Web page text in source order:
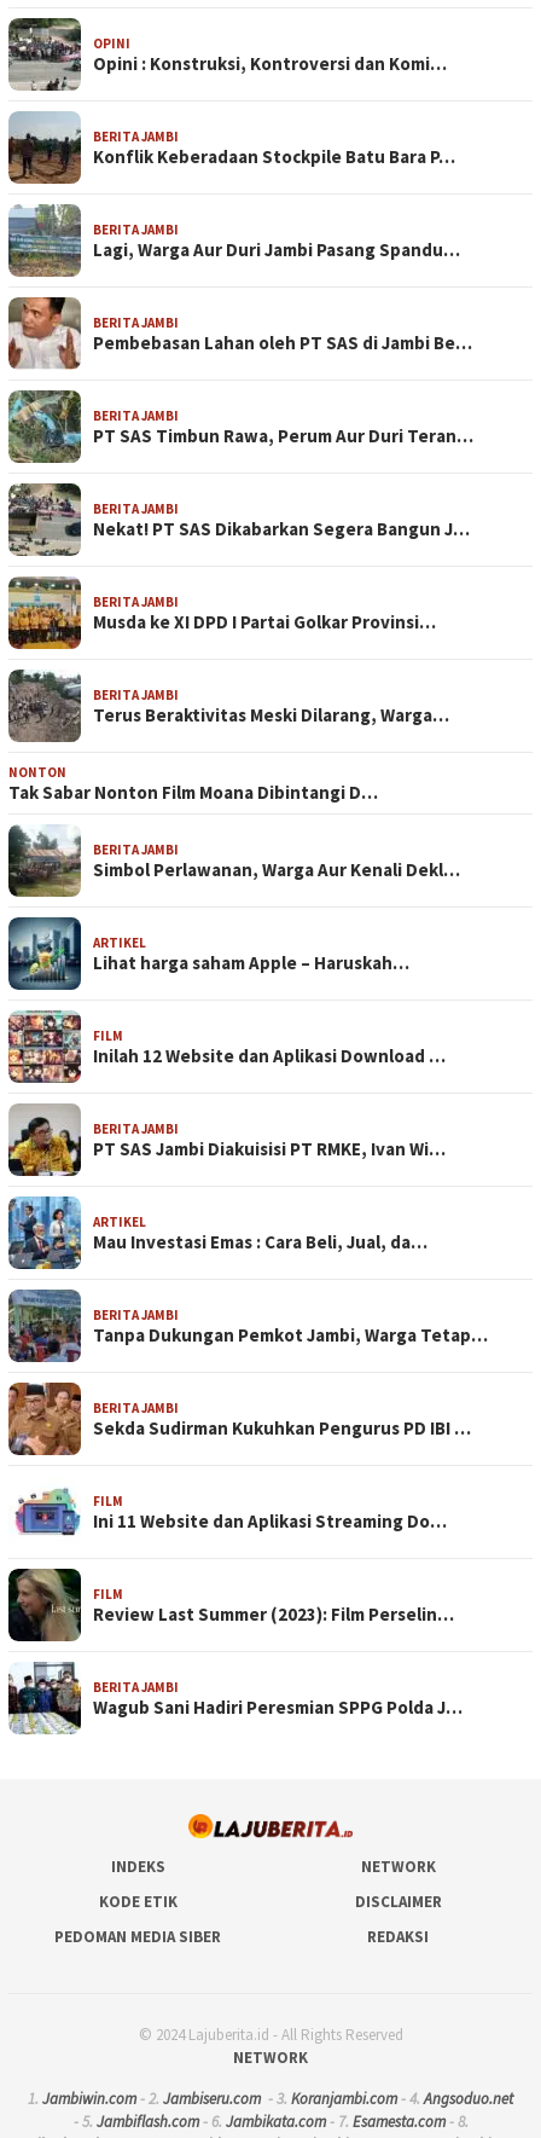
OPINI
Opini : Konstruksi, Kontroversi dan Komi…
BERITA JAMBI
Konflik Keberadaan Stockpile Batu Bara P…
BERITA JAMBI
Lagi, Warga Aur Duri Jambi Pasang Spandu…
BERITA JAMBI
Pembebasan Lahan oleh PT SAS di Jambi Be…
BERITA JAMBI
PT SAS Timbun Rawa, Perum Aur Duri Teran…
BERITA JAMBI
Nekat! PT SAS Dikabarkan Segera Bangun J…
BERITA JAMBI
Musda ke XI DPD I Partai Golkar Provinsi…
BERITA JAMBI
Terus Beraktivitas Meski Dilarang, Warga…
NONTON
Tak Sabar Nonton Film Moana Dibintangi D…
BERITA JAMBI
Simbol Perlawanan, Warga Aur Kenali Dekl…
ARTIKEL
Lihat harga saham Apple – Haruskah…
FILM
Inilah 12 Website dan Aplikasi Download …
BERITA JAMBI
PT SAS Jambi Diakuisisi PT RMKE, Ivan Wi…
ARTIKEL
Mau Investasi Emas : Cara Beli, Jual, da…
BERITA JAMBI
Tanpa Dukungan Pemkot Jambi, Warga Tetap…
BERITA JAMBI
Sekda Sudirman Kukuhkan Pengurus PD IBI …
FILM
Ini 11 Website dan Aplikasi Streaming Do…
FILM
Review Last Summer (2023): Film Perselin…
BERITA JAMBI
Wagub Sani Hadiri Peresmian SPPG Polda J…
INDEKS
NETWORK
KODE ETIK
DISCLAIMER
PEDOMAN MEDIA SIBER
REDAKSI
© 2024 Lajuberita.id - All Rights Reserved
NETWORK
1. Jambiwin.com- 2. Jambiseru.com- 3. Koranjambi.com- 4.Angsoduo.net
- 5. Jambiflash.com- 6. Jambikata.com- 7. Esamesta.com- 8.